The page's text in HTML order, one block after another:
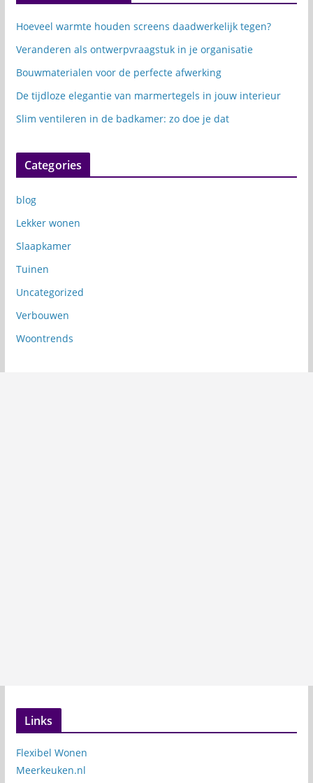
Hoeveel warmte houden screens daadwerkelijk tegen?
Veranderen als ontwerpvraagstuk in je organisatie
Bouwmaterialen voor de perfecte afwerking
De tijdloze elegantie van marmertegels in jouw interieur
Slim ventileren in de badkamer: zo doe je dat
Categories
blog
Lekker wonen
Slaapkamer
Tuinen
Uncategorized
Verbouwen
Woontrends
Links
Flexibel Wonen
Meerkeuken.nl